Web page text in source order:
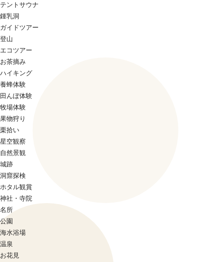
テントサウナ
鍾乳洞
ガイドツアー
登山
エコツアー
お茶摘み
ハイキング
養蜂体験
田んぼ体験
牧場体験
果物狩り
栗拾い
星空観察
自然景観
城跡
洞窟探検
ホタル観賞
神社・寺院
名所
公園
海水浴場
温泉
お花見